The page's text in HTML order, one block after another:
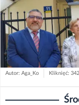
Autor: Aga_Ko Kliknięć: